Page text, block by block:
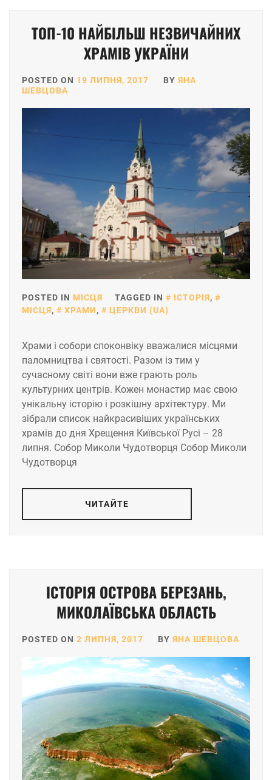
ТОП-10 НАЙБІЛЬШ НЕЗВИЧАЙНИХ
ХРАМІВ УКРАЇНИ
POSTED ON 19 ЛИПНЯ, 2017 BY ЯНА
ШЕВЦОВА
POSTED IN МІСЦЯ TAGGED IN ІСТОРІЯ,
МІСЦЯ, ХРАМИ, ЦЕРКВИ (UA)
Храми і собори споконвіку вважалися місцями
паломництва і святості. Разом із тим у
сучасному світі вони вже грають роль
культурних центрів. Кожен монастир має свою
унікальну історію і розкішну архітектуру. Ми
зібрали список найкрасивіших українських
храмів до дня Хрещення Київської Русі – 28
липня. Собор Миколи Чудотворця Собор Миколи
Чудотворця
ЧИТАЙТЕ
ІСТОРІЯ ОСТРОВА БЕРЕЗАНЬ,
МИКОЛАЇВСЬКА ОБЛАСТЬ
POSTED ON 2 ЛИПНЯ, 2017 BY ЯНА ШЕВЦОВА